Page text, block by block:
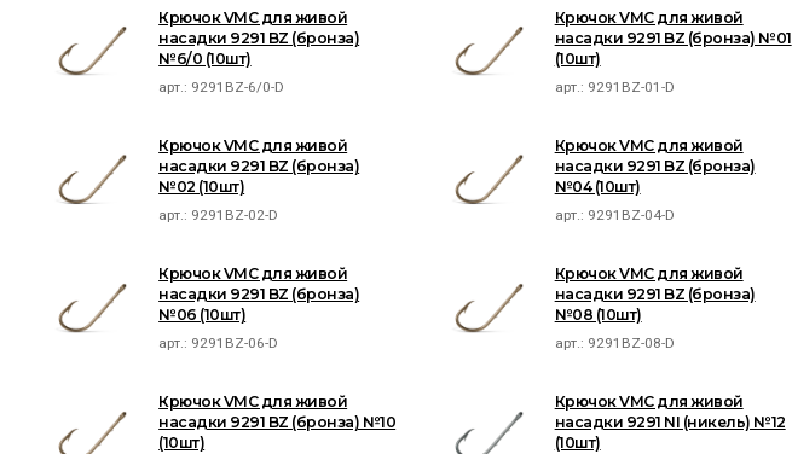
Крючок VMC для живой
насадки 9291 BZ (бронза)
№6/0 (10шт)
арт.: 9291BZ-6/0-D
Крючок VMC для живой
насадки 9291 BZ (бронза) №01
(10шт)
арт.: 9291BZ-01-D
Крючок VMC для живой
насадки 9291 BZ (бронза)
№02 (10шт)
арт.: 9291BZ-02-D
Крючок VMC для живой
насадки 9291 BZ (бронза)
№04 (10шт)
арт.: 9291BZ-04-D
Крючок VMC для живой
насадки 9291 BZ (бронза)
№06 (10шт)
арт.: 9291BZ-06-D
Крючок VMC для живой
насадки 9291 BZ (бронза)
№08 (10шт)
арт.: 9291BZ-08-D
Крючок VMC для живой
насадки 9291 BZ (бронза) №10
(10шт)
Крючок VMC для живой
насадки 9291 NI (никель) №12
(10шт)